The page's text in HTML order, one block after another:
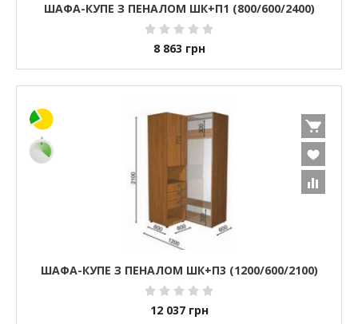
ШАФА-КУПЕ З ПЕНАЛОМ ШК+П1 (800/600/2400)
8 863 грн
ШАФА-КУПЕ З ПЕНАЛОМ ШК+П3 (1200/600/2100)
12 037 грн